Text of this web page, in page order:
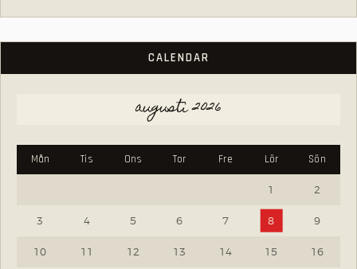
CALENDAR
augusti 2026
Mån Tis Ons Tor Fre Lör Sön
1 2
3 4 5 6 7 8 9
10 11 12 13 14 15 16